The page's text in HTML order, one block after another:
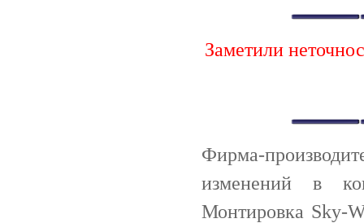
Заметили
Фирма-
изменений в
Монтировка Sky-